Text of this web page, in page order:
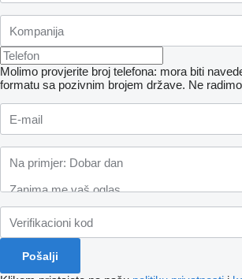
Molimo provjerite broj telefona: mora biti
formatu sa pozivnim brojem države. Ne